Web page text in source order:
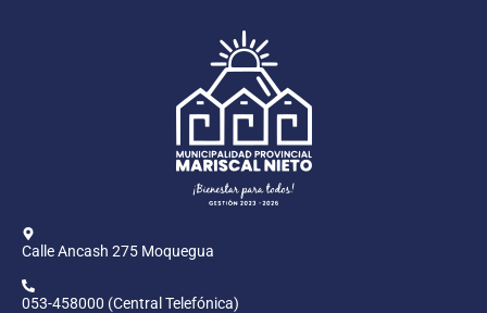
Calle Ancash 275 Moquegua
053-458000 (Central Telefónica)